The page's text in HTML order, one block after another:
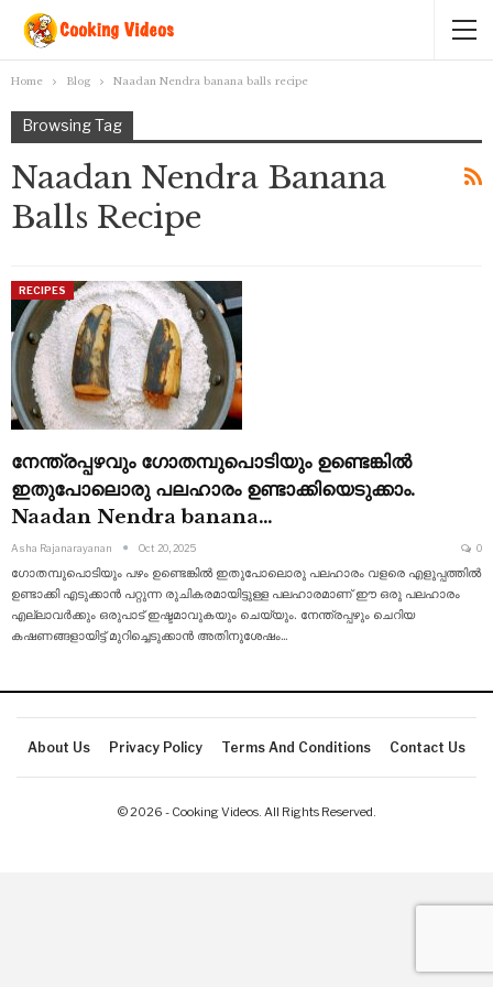
Home Blog Naadan Nendra banana balls recipe
Browsing Tag
Naadan Nendra Banana
Balls Recipe
RECIPES
നേന്ത്രപ്പഴവും ഗോതമ്പുപൊടിയും ഉണ്ടെങ്കിൽ
ഇതുപോലൊരു പലഹാരം ഉണ്ടാക്കിയെടുക്കാം.
Naadan Nendra banana…
Asha Rajanarayanan Oct 20, 2025 0
ഗോതമ്പുപൊടിയും പഴം ഉണ്ടെങ്കിൽ ഇതുപോലൊരു പലഹാരം വളരെ എളുപ്പത്തിൽ
ഉണ്ടാക്കി എടുക്കാൻ പറ്റുന്ന രുചികരമായിട്ടുള്ള പലഹാരമാണ് ഈ ഒരു പലഹാരം
എല്ലാവർക്കും ഒരുപാട് ഇഷ്ടമാവുകയും ചെയ്യും. നേന്ത്രപ്പഴും ചെറിയ
കഷണങ്ങളായിട്ട് മുറിച്ചെടുക്കാൻ അതിനുശേഷം…
About Us Privacy Policy Terms And Conditions Contact Us
© 2026 - Cooking Videos. All Rights Reserved.